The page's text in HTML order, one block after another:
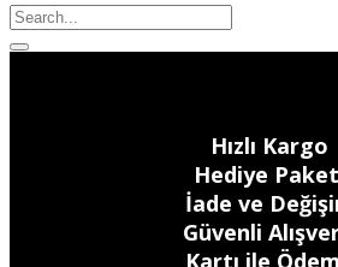
Hızlı Kargo
Hediye
İade ve
Güvenli
Kartı ile